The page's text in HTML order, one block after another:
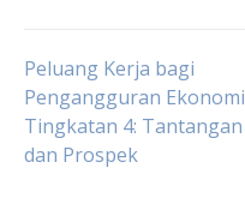
Post
navigation
Peluang Kerja bagi
Pengangguran Ekonomi
Tingkatan 4: Tantangan
dan Prospek